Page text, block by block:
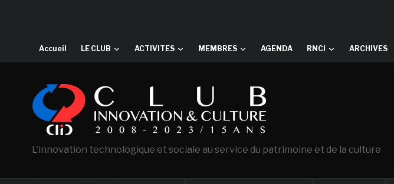
Accueil LE CLUB ACTIVITES MEMBRES AGENDA RNCI ARCHIVES
L'innovation technologique et sociale au service du patrimoine et de la culture